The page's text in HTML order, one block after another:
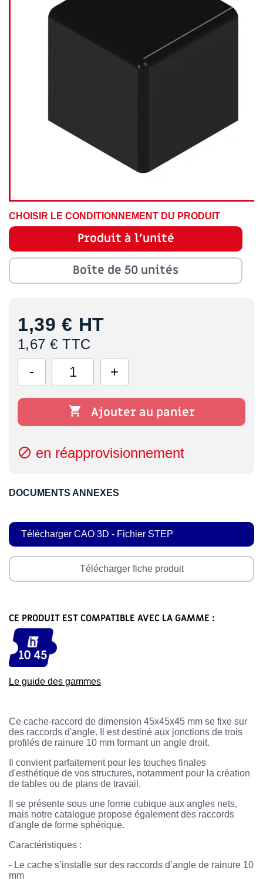
CHOISIR LE CONDITIONNEMENT DU PRODUIT
Produit à l'unité
Boîte de 50 unités
1,39 € HT
1,67 € TTC
 Ajouter au panier
 en réapprovisionnement
DOCUMENTS ANNEXES
Télécharger CAO 3D - Fichier STEP
Télécharger fiche produit
CE PRODUIT EST COMPATIBLE AVEC LA GAMME :
Le guide des gammes
Ce cache-raccord de dimension 45x45x45 mm se fixe sur
des raccords d'angle. Il est destiné aux jonctions de trois
profilés de rainure 10 mm formant un angle droit.
Il convient parfaitement pour les touches finales
d'esthétique de vos structures, notamment pour la création
de tables ou de plans de travail.
Il se présente sous une forme cubique aux angles nets,
mais notre catalogue propose également des raccords
d'angle de forme sphérique.
Caractéristiques :
- Le cache s’installe sur des raccords d’angle de rainure 10
mm